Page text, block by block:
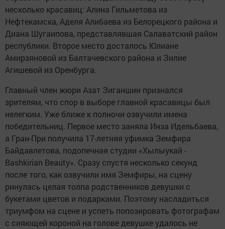
несколько красавиц: Алина Гильметова из
Нефтекамска, Аделя Алибаева из Белорецкого района и
Диана Шугаипова, представлявшая Салаватский район
республики. Второе место досталось Юлиане
Амирзяновой из Балтачевского района и Зилие
Агишевой из Оренбурга.
Главный член жюри Азат Зиганшин признался
зрителям, что спор в выборе главной красавицы был
нелегким. Уже ближе к полночи озвучили имена
победительниц. Первое место заняла Инза Идельбаева,
а Гран-При получила 17-летняя уфимка Земфира
Байдавлетова, подопечная студии «Хылыукай -
Bashkirian Beauty». Сразу спустя несколько секунд
после того, как озвучили имя Земфиры, на сцену
ринулась целая толпа родственников девушки с
букетами цветов и подарками. Поэтому насладиться
триумфом на сцене и успеть попозировать фотографам
с сияющей короной на голове девушке удалось не